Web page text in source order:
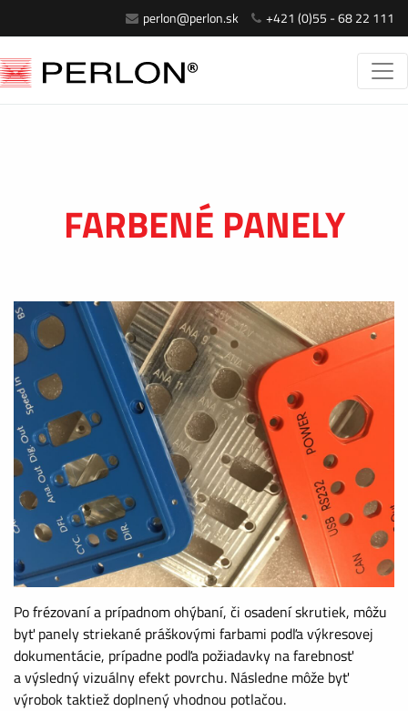
perlon@perlon.sk +421 (0)55 - 68 22 111
FARBENÉ PANELY
Po frézovaní a prípadnom ohýbaní, či osadení skrutiek, môžu
byť panely striekané práškovými farbami podľa výkresovej
dokumentácie, prípadne podľa požiadavky na farebnosť
a výsledný vizuálny efekt povrchu. Následne môže byť
výrobok taktiež doplnený vhodnou potlačou.